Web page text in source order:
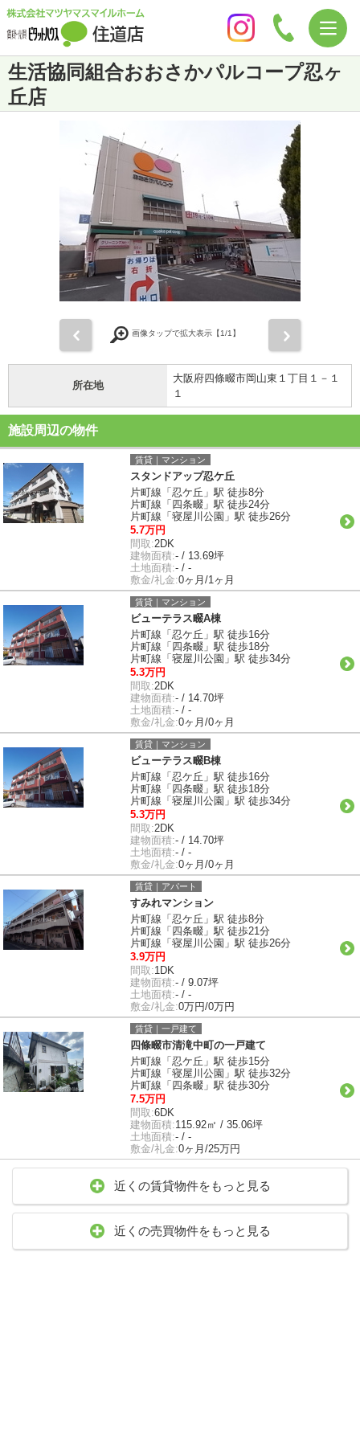
生活協同組合おおさかパルコープ忍ヶ
丘店
画像タップで拡大表示【1/1】
所在地
大阪府四條畷市岡山東１丁目１－１
１
施設周辺の物件
賃貸｜マンション
スタンドアップ忍ケ丘
片町線「忍ケ丘」駅 徒歩8分
片町線「四条畷」駅 徒歩24分
片町線「寝屋川公園」駅 徒歩26分
5.7万円
間取:2DK
建物面積:- / 13.69坪
土地面積:- / -
敷金/礼金:0ヶ月/1ヶ月
賃貸｜マンション
ビューテラス畷A棟
片町線「忍ケ丘」駅 徒歩16分
片町線「四条畷」駅 徒歩18分
片町線「寝屋川公園」駅 徒歩34分
5.3万円
間取:2DK
建物面積:- / 14.70坪
土地面積:- / -
敷金/礼金:0ヶ月/0ヶ月
賃貸｜マンション
ビューテラス畷B棟
片町線「忍ケ丘」駅 徒歩16分
片町線「四条畷」駅 徒歩18分
片町線「寝屋川公園」駅 徒歩34分
5.3万円
間取:2DK
建物面積:- / 14.70坪
土地面積:- / -
敷金/礼金:0ヶ月/0ヶ月
賃貸｜アパート
すみれマンション
片町線「忍ケ丘」駅 徒歩8分
片町線「四条畷」駅 徒歩21分
片町線「寝屋川公園」駅 徒歩26分
3.9万円
間取:1DK
建物面積:- / 9.07坪
土地面積:- / -
敷金/礼金:0万円/0万円
賃貸｜一戸建て
四條畷市清滝中町の一戸建て
片町線「忍ケ丘」駅 徒歩15分
片町線「寝屋川公園」駅 徒歩32分
片町線「四条畷」駅 徒歩30分
7.5万円
間取:6DK
建物面積:115.92㎡ / 35.06坪
土地面積:- / -
敷金/礼金:0ヶ月/25万円
近くの賃貸物件をもっと見る
近くの売買物件をもっと見る